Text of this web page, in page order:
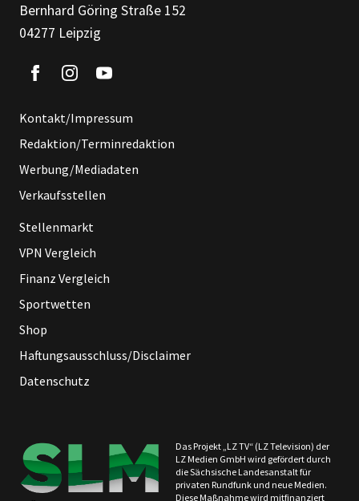
Bernhard Göring Straße 152
04277 Leipzig
Kontakt/Impressum
Redaktion/Terminredaktion
Werbung/Mediadaten
Verkaufsstellen
Stellenmarkt
VPN Vergleich
Finanz Vergleich
Sportwetten
Shop
Haftungsausschluss/Disclaimer
Datenschutz
Das Projekt „LZ TV“ (LZ Television) der
LZ Medien GmbH wird gefördert durch
die Sächsische Landesanstalt für
privaten Rundfunk und neue Medien.
Diese Maßnahme wird mitfinanziert